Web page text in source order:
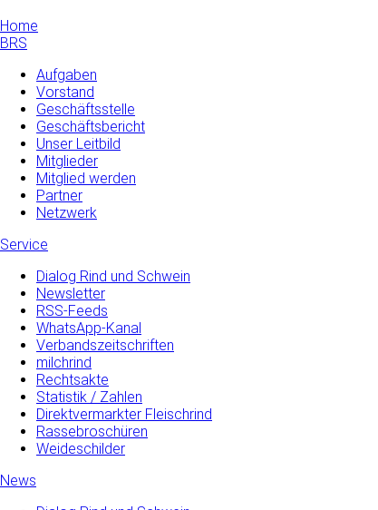
Home
BRS
Aufgaben
Vorstand
Geschäftsstelle
Geschäftsbericht
Unser Leitbild
Mitglieder
Mitglied werden
Partner
Netzwerk
Service
Dialog Rind und Schwein
Newsletter
RSS-Feeds
WhatsApp-Kanal
Verbandszeitschriften
milchrind
Rechtsakte
Statistik / Zahlen
Direktvermarkter Fleischrind
Rassebroschüren
Weideschilder
News